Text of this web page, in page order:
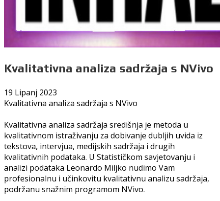
Kvalitativna analiza sadržaja s NVivo
19 Lipanj 2023
Kvalitativna analiza sadržaja s NVivo
Kvalitativna analiza sadržaja središnja je metoda u
kvalitativnom istraživanju za dobivanje dubljih uvida iz
tekstova, intervjua, medijskih sadržaja i drugih
kvalitativnih podataka. U Statističkom savjetovanju i
analizi podataka Leonardo Miljko nudimo Vam
profesionalnu i učinkovitu kvalitativnu analizu sadržaja,
podržanu snažnim programom NVivo.